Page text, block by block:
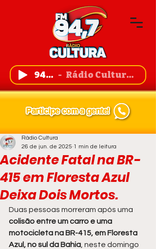
94,7 FM Rádio Cultura de Guanambi
Acidente Fatal na BR-
415 em Floresta Azul
Deixa Dois Mortos.
Rádio Cultura
26 de jun. de 2025 1 min de leitura
Duas pessoas morreram após uma
colisão entre um carro e uma
motocicleta na BR-415, em Floresta
Azul, no sul da Bahia , neste domingo